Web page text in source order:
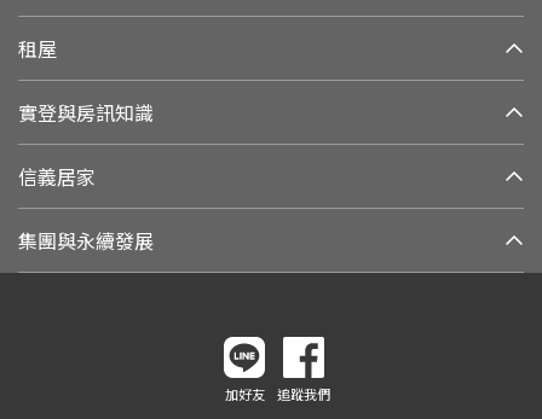
租屋
實登與房訊知識
信義居家
集團與永續發展
加好友 追蹤我們